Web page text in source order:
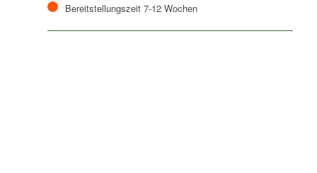
Bereitstellungszeit 7-12 Wochen